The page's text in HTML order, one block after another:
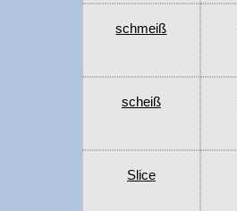
schmeiß
scheiß
Slice